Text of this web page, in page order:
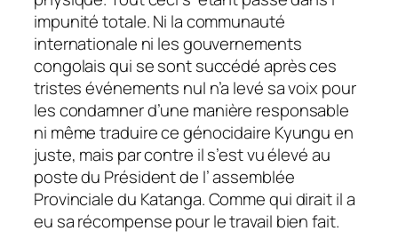
impunité totale. Ni la communauté
internationale ni les gouvernements
congolais qui se sont succédé après ces
tristes événements nul n’a levé sa voix pour
les condamner d’une manière responsable
ni même traduire ce génocidaire Kyungu en
juste, mais par contre il s’est vu élevé au
poste du Président de l’ assemblée
Provinciale du Katanga. Comme qui dirait il a
eu sa récompense pour le travail bien fait.